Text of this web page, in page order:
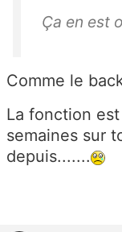
Ça en est
Comme le
La fonction
semaines sur
depuis.......